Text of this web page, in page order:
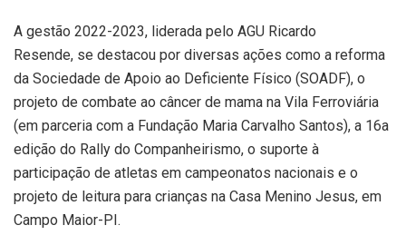
A gestão 2022-2023, liderada pelo AGU Ricardo
Resende, se destacou por diversas ações como a reforma
da Sociedade de Apoio ao Deficiente Físico (SOADF), o
projeto de combate ao câncer de mama na Vila Ferroviária
(em parceria com a Fundação Maria Carvalho Santos), a 16a
edição do Rally do Companheirismo, o suporte à
participação de atletas em campeonatos nacionais e o
projeto de leitura para crianças na Casa Menino Jesus, em
Campo Maior-PI.